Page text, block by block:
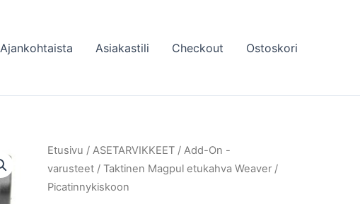
Ajankohtaista Asiakastili Checkout Ostoskori
Etusivu / ASETARVIKKEET/ Add-On -
varusteet/ Taktinen Magpul etukahva Weaver /
Picatinnykiskoon